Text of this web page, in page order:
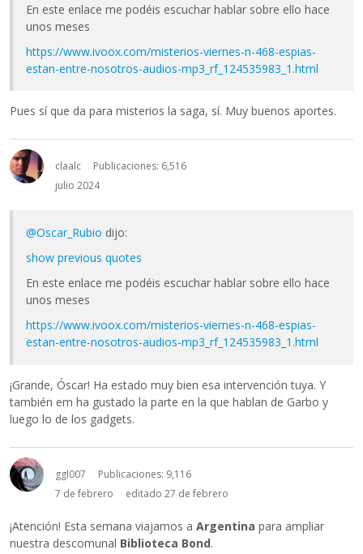
En este enlace me podéis escuchar hablar sobre ello hace
unos meses
https://www.ivoox.com/misterios-viernes-n-468-espias-
estan-entre-nosotros-audios-mp3_rf_124535983_1.html
Pues sí que da para misterios la saga, sí. Muy buenos aportes.
claalc
Publicaciones: 6,516
julio 2024
@Oscar_Rubio dijo:
show previous quotes
En este enlace me podéis escuchar hablar sobre ello hace
unos meses
https://www.ivoox.com/misterios-viernes-n-468-espias-
estan-entre-nosotros-audios-mp3_rf_124535983_1.html
¡Grande, Óscar! Ha estado muy bien esa intervención tuya. Y
también em ha gustado la parte en la que hablan de Garbo y
luego lo de los gadgets.
ggl007
Publicaciones: 9,116
7 de febrero
editado 27 de febrero
¡Atención! Esta semana viajamos a Argentina para ampliar
nuestra descomunal Biblioteca Bond.